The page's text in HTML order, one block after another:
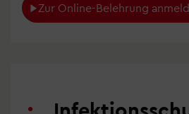
Zur Online-Belehrung